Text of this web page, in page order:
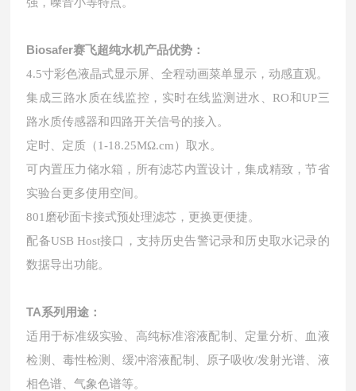
Biosafer赛飞超纯水机产品优势：
4.5寸彩色液晶式显示屏、全程动画菜单显示，动感直观。
集成三路水质在线监控，实时在线监测进水、RO和UP三
路水质传感器和四路开关信号的接入。
定时、定质（1-18.25MΩ.cm）取水。
可内置压力储水箱，所有滤芯内置设计，集成精致，节省
实验台更多使用空间。
801磨砂面卡接式预处理滤芯，更换更便捷。
配备USB Host接口，支持历史告警记录和历史取水记录的
数据导出功能。
TA系列用途：
适用于标准级实验、高纯标准溶液配制、定量分析、血液
检测、毒性检测、缓冲溶液配制、原子吸收/发射光谱、液
相色谱、气象色谱等。